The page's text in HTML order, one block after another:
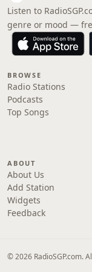
Listen to
genre or mood —
BROWSE
Radio Stations
Podcasts
Top Songs
ABOUT
About Us
Add Station
Widgets
Feedback
© 2026 RadioSGP.com.